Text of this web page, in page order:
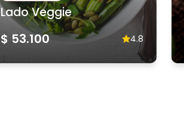
Lado Veggie
$ 53.100 4.8